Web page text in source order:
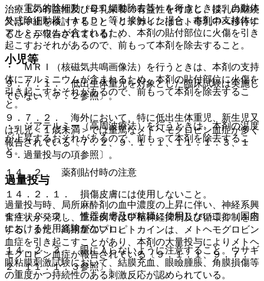
・ 電気的除細動（ＤＣ細動除去等）を行うときは、自動体
外式除細動器（ＡＥＤ）等と接触した場合、本剤の支持体に
アルミニウムが含まれるため、本剤の貼付部位に火傷を引き
起こすおそれがあるので、前もって本剤を除去すること。
・ ＭＲＩ（核磁気共鳴画像法）を行うときは、本剤の支持
体にアルミニウムが含まれるため、本剤の貼付部位に火傷を
引き起こすおそれがあるので、前もって本剤を除去するこ
と。
・ ジアテルミー（高周波療法）を行うときは、本剤の温度
が上昇するおそれがあるので、前もって本剤を除去するこ
と。
１４．２． 薬剤貼付時の注意
１４．２．１． 損傷皮膚には使用しないこと。
１４．２．２． 性器皮膚及び粘膜に使用しないこと（国内
における使用経験がない）。
１４．２．３． 眼に入らないように注意すること。ウサギ
眼粘膜刺激試験において、結膜充血、眼瞼腫脹、角膜損傷等
の重度かつ持続性のある刺激反応が認められている。
治療上の有益性及び母乳栄養の有益性を考慮し、授乳の継続
又は中止を検討すること（リドカインはヒト母乳中へ移行す
ることが報告されている）。
小児等
９．７．１． 低出生体重児を対象とした臨床試験は実施し
ていない〔７．２参照〕。
９．７．２． 海外において、特に低出生体重児、新生児又
は乳児＜１歳未満＞では重篤なメトヘモグロビン血症が多く
報告されている〔７．２、９．１．１、１１．１．３、１
３．過量投与の項参照〕。
過量投与
過量投与時、局所麻酔剤の血中濃度の上昇に伴い、神経系興
奮症状が発現し、重症例では中枢神経抑制及び循環抑制を呈
する。また、高用量のプロピトカインは、メトヘモグロビン
血症を引き起こすことがあり、本剤の大量投与によりメトヘ
モグロビン血症が報告されている〔９．１．１、９．７．
２、１１．１．３参照〕。